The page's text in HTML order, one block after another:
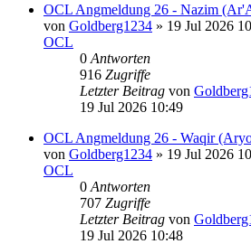
OCL Angmeldung 26 - Nazim
von Goldberg1234 » 19 Jul 2026
OCL
0 Antworten
916 Zugriffe
Letzter Beitrag von
19 Jul 2026 10:49
OCL Angmeldung 26 - Waqir
von Goldberg1234 » 19 Jul 2026
OCL
0 Antworten
707 Zugriffe
Letzter Beitrag von
19 Jul 2026 10:48